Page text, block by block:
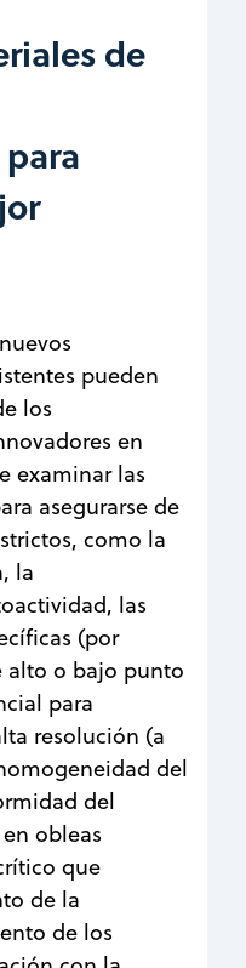
de
pueden
los
en
examinar las
asegurarse de
como la
la
las
(por
alto o bajo punto
para
resolución (a
del
del
obleas
que
de la
de los